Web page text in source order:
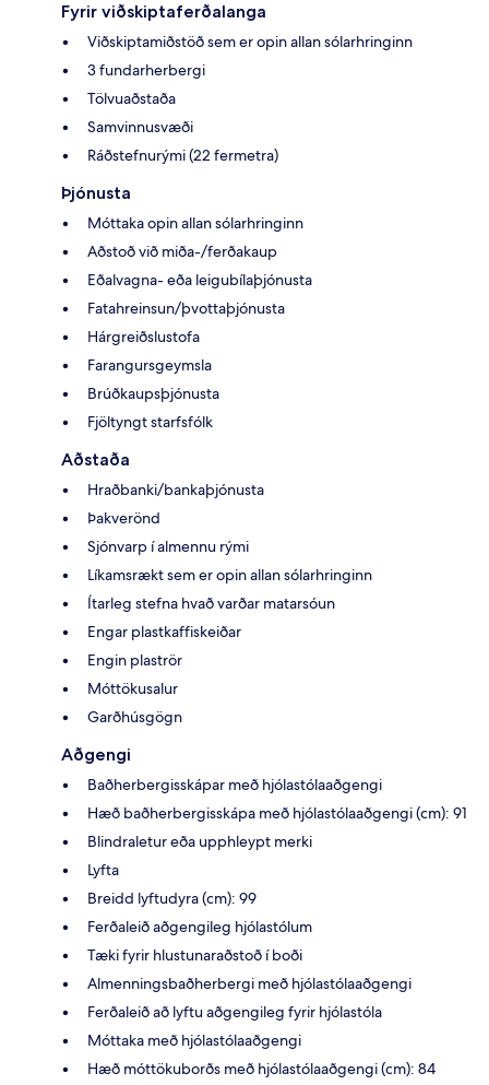
Fyrir viðskiptaferðalanga
Viðskiptamiðstöð sem er opin allan sólarhringinn
3 fundarherbergi
Tölvuaðstaða
Samvinnusvæði
Ráðstefnurými (22 fermetra)
Þjónusta
Móttaka opin allan sólarhringinn
Aðstoð við miða-/ferðakaup
Eðalvagna- eða leigubílaþjónusta
Fatahreinsun/þvottaþjónusta
Hárgreiðslustofa
Farangursgeymsla
Brúðkaupsþjónusta
Fjöltyngt starfsfólk
Aðstaða
Hraðbanki/bankaþjónusta
Þakverönd
Sjónvarp í almennu rými
Líkamsrækt sem er opin allan sólarhringinn
Ítarleg stefna hvað varðar matarsóun
Engar plastkaffiskeiðar
Engin plaströr
Móttökusalur
Garðhúsgögn
Aðgengi
Baðherbergisskápar með hjólastólaaðgengi
Hæð baðherbergisskápa með hjólastólaaðgengi (cm): 91
Blindraletur eða upphleypt merki
Lyfta
Breidd lyftudyra (cm): 99
Ferðaleið aðgengileg hjólastólum
Tæki fyrir hlustunaraðstoð í boði
Almenningsbaðherbergi með hjólastólaaðgengi
Ferðaleið að lyftu aðgengileg fyrir hjólastóla
Móttaka með hjólastólaaðgengi
Hæð móttökuborðs með hjólastólaaðgengi (cm): 84